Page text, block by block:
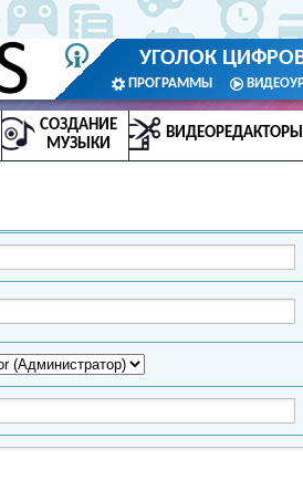
УГОЛОК
ПРОГРАММЫ
СОЗДАНИЕ
МУЗЫКИ
ВИДЕОРЕДАКТОРЫ